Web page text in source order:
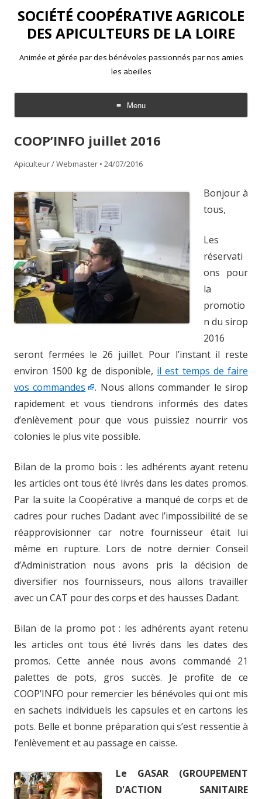
SOCIÉTÉ COOPÉRATIVE AGRICOLE
DES APICULTEURS DE LA LOIRE
Animée et gérée par des bénévoles passionnés par nos amies
les abeilles
Menu
Aller
contenu
COOP’INFO juillet 2016
Apiculteur / Webmaster • 24/07/2016
Bonjour à
tous,
Les
réservati
ons pour
la
promotio
n du sirop
2016
seront fermées le 26 juillet. Pour l’instant il reste
environ 1500 kg de disponible, il est temps de faire
vos commandes
. Nous allons commander le sirop
rapidement et vous tiendrons informés des dates
d’enlèvement pour que vous puissiez nourrir vos
colonies le plus vite possible.
Bilan de la promo bois : les adhérents ayant retenu
les articles ont tous été livrés dans les dates promos.
Par la suite la Coopérative a manqué de corps et de
cadres pour ruches Dadant avec l’impossibilité de se
réapprovisionner car notre fournisseur était lui
même en rupture. Lors de notre dernier Conseil
d’Administration nous avons pris la décision de
diversifier nos fournisseurs, nous allons travailler
avec un CAT pour des corps et des hausses Dadant.
Bilan de la promo pot : les adhérents ayant retenu
les articles ont tous été livrés dans les dates des
promos. Cette année nous avons commandé 21
palettes de pots, gros succès. Je profite de ce
COOP’INFO pour remercier les bénévoles qui ont mis
en sachets individuels les capsules et en cartons les
pots. Belle et bonne préparation qui s’est ressentie à
l’enlèvement et au passage en caisse.
Le GASAR (GROUPEMENT
D'ACTION SANITAIRE